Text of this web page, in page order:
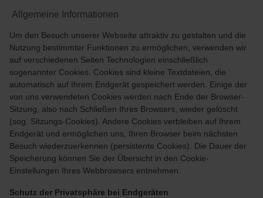
Allgemeine Informationen
Um den Besuch unserer Webseite attraktiv zu gestalten und die
Nutzung bestimmter Funktionen zu ermöglichen, verwenden wir
auf verschiedenen Seiten Technologien einschließlich
sogenannter Cookies. Cookies sind kleine Textdateien, die
automatisch auf Ihrem Endgerät gespeichert werden. Einige der
von uns verwendeten Cookies werden nach Ende der Browser-
Sitzung, also nach Schließen Ihres Browsers, wieder gelöscht
(sog. Sitzungs-Cookies). Andere Cookies verbleiben auf Ihrem
Endgerät und ermöglichen uns, Ihren Browser beim nächsten
Besuch wiederzuerkennen (persistente Cookies). Die Dauer der
Speicherung können Sie der Übersicht in den Cookie-
Einstellungen Ihres Webbrowsers entnehmen.
Schutz der Privatsphäre bei Endgeräten